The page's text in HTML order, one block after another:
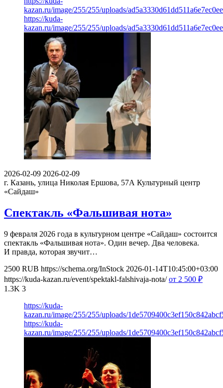
kazan.ru/image/255/255/uploads/
https://kuda-
kazan.ru/image/255/255/uploads/
2026-02-09 2026-02-09
г. Казань, улица Николая Ершова, 57А Культурный центр
«Сайдаш»
Спектакль «Фальшивая нота»
9 февраля 2026 года в культурном центре «Сайдаш» состоится
спектакль «Фальшивая нота». Один вечер. Два человека.
И правда, которая звучит…
2500 RUB https://schema.org/InStock 2026-01-14T10:45:00+03:00
https://kuda-kazan.ru/event/spektakl-falshivaja-nota/ от 2 500 ₽
1.3K 3
https://kuda-
kazan.ru/image/255/255/uploads/
https://kuda-
kazan.ru/image/255/255/uploads/